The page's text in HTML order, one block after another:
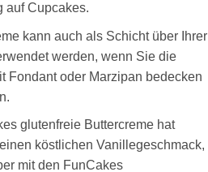
auf Cupcakes.
kann auch als Schicht über Ihrer
werden, wenn Sie die
Fondant oder Marzipan bedecken
glutenfreie Buttercreme hat
köstlichen Vanillegeschmack,
mit den FunCakes